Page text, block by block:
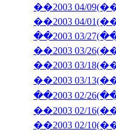
��2003 04/
��2003 04/
��2003 03/
��2003 03/
��2003 03/
��2003 02/